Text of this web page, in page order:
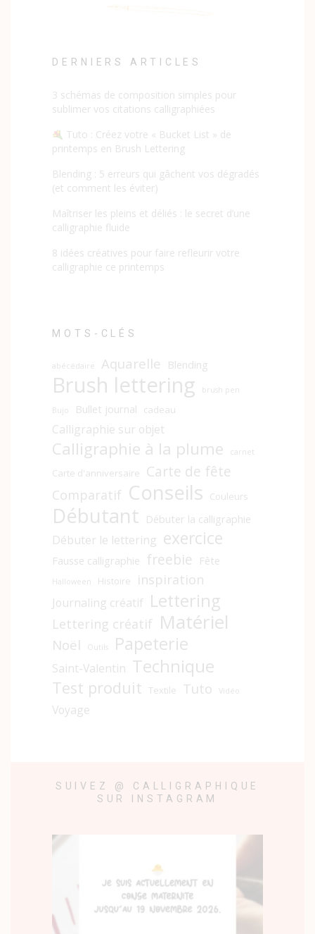
DERNIERS ARTICLES
3 schémas de composition simples pour
sublimer vos citations calligraphiées
Tuto : Créez votre « Bucket List » de
printemps en Brush Lettering
Blending : 5 erreurs qui gâchent vos dégradés
(et comment les éviter)
Maîtriser les pleins et déliés : le secret d’une
calligraphie fluide
8 idées créatives pour faire refleurir votre
calligraphie ce printemps
MOTS-CLÉS
abécédaire Aquarelle Blending
Brush lettering brush pen
Bujo Bullet journal cadeau
Calligraphie sur objet
Calligraphie à la plume carnet
Carte d'anniversaire Carte de fête
Comparatif Conseils Couleurs
Débutant Débuter la calligraphie
Débuter le lettering exercice
Fausse calligraphie freebie Fête
Halloween Histoire inspiration
Journaling créatif Lettering
Lettering créatif Matériel
Noël Outils Papeterie
Saint-Valentin Technique
Test produit Textile Tuto Vidéo
Voyage
SUIVEZ @ CALLIGRAPHIQUE
SUR INSTAGRAM